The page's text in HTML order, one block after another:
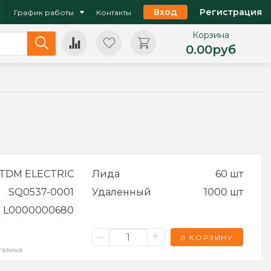
График работы Контакты Вход Регистрация
Корзина
0.00руб
ELECTRIC
SQ0537-0001
L0000000680
Лида
60 шт
Удаленный
1000 шт
– + В КОРЗИНУ